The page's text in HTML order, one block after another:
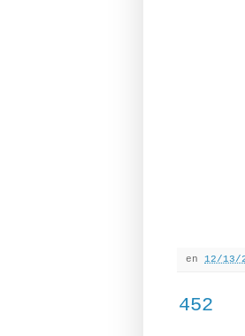
en 12/13/
452